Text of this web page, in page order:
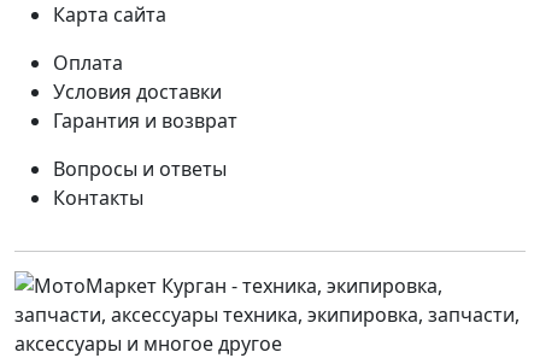
Карта сайта
Оплата
Условия доставки
Гарантия и возврат
Вопросы и ответы
Контакты